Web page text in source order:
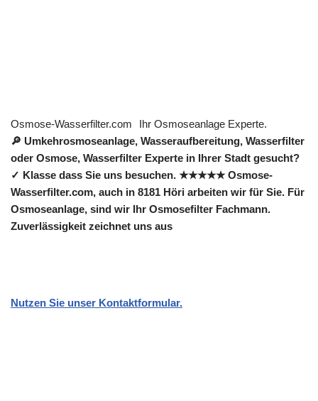
Osmose-Wasserfilter.com
Ihr Osmoseanlage Experte.
🔎 Umkehrosmoseanlage, Wasseraufbereitung, Wasserfilter
oder Osmose, Wasserfilter Experte in Ihrer Stadt gesucht?
✓ Klasse dass Sie uns besuchen. ★★★★★ Osmose-
Wasserfilter.com, auch in 8181 Höri arbeiten wir für Sie. Für
Osmoseanlage, sind wir Ihr Osmosefilter Fachmann.
Zuverlässigkeit zeichnet uns aus
Nutzen Sie unser Kontaktformular.